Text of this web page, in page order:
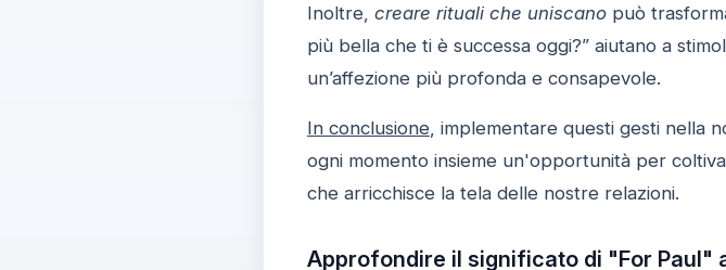
Inoltre, creare rituali che uniscanopuò
più bella che ti è successa oggi?” aiutano a
un’affezione più profonda e consapevole.
In conclusione, implementare questi gesti nella
ogni momento insieme un'opportunità per
che arricchisce la tela delle nostre relazioni.
Approfondire il significato di "For Paul"